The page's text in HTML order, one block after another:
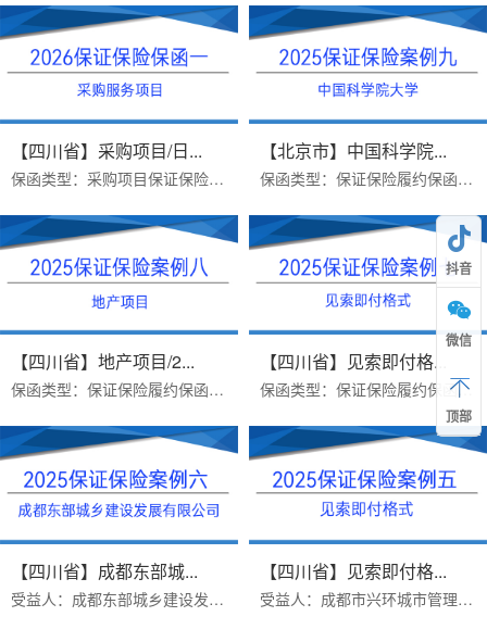
【四川省】采购项目/日...
保函类型：采购项目保证保险履约保函办理难点：日期前置保函金额：297327.77办理周期：一个工作日出函机构：汇友财产相互保险社办...
【北京市】中国科学院...
保函类型：保证保险履约保函受益人：中国科学院大学保函金额：972848.96办理周期：一个工作日出函机构：汇友财产相互保险社办理时...
【四川省】地产项目/2...
保函类型：保证保险履约保函项目类型：地产项目保函金额：193700办理周期：一个工作日出函机构：太平财产保有限公司办理时间：20...
【四川省】见索即付格...
保函类型：保证保险履约保函保函格式：见索即付格式保函金额：400992办理周期：一个工作日出函机构：汇友财产相互保险社办理时间...
【四川省】成都东部城...
受益人：成都东部城乡建设发展有限公司保函类型：保证保险履约保函保函金额：350000办理周期：一个工作日出函机构：太平保险办理...
【四川省】见索即付格...
受益人：成都市兴环城市管理服务有限公司保函类型：保证保险履约保函保函格式：见索即付保函金额：50000办理周期：一个工作日出函...
抖音
微信
顶部